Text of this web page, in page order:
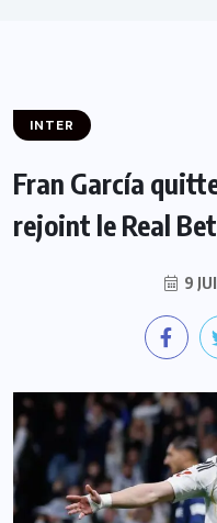
INTER
Fran García
rejoint le Real
9